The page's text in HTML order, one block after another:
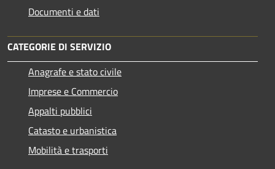
Documenti e dati
CATEGORIE DI SERVIZIO
Anagrafe e stato civile
Imprese e Commercio
Appalti pubblici
Catasto e urbanistica
Mobilità e trasporti